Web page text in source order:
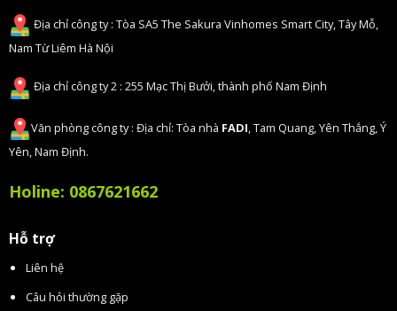
Địa chỉ công ty : Tòa SA5 The Sakura Vinhomes Smart City, Tây Mỗ,
Nam Từ Liêm Hà Nội
Địa chỉ công ty 2 : 255 Mạc Thị Bưởi, thành phố Nam Định
Văn phòng công ty : Địa chỉ: Tòa nhà FADI, Tam Quang, Yên Thắng, Ý
Yên, Nam Định.
Holine: 0867621662
Hỗ trợ
Liên hệ
Câu hỏi thường gặp